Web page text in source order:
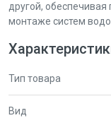
другой,
монтаже систем
Тип товара
Вид